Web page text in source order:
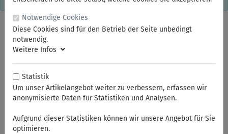
Notwendige Cookies
Diese Cookies sind für den Betrieb der Seite unbedingt
notwendig.
Weitere Infos
Statistik
Um unser Artikelangebot weiter zu verbessern, erfassen wir
anonymisierte Daten für Statistiken und Analysen.
Aufgrund dieser Statistiken können wir unsere Angebot für Sie
optimieren.